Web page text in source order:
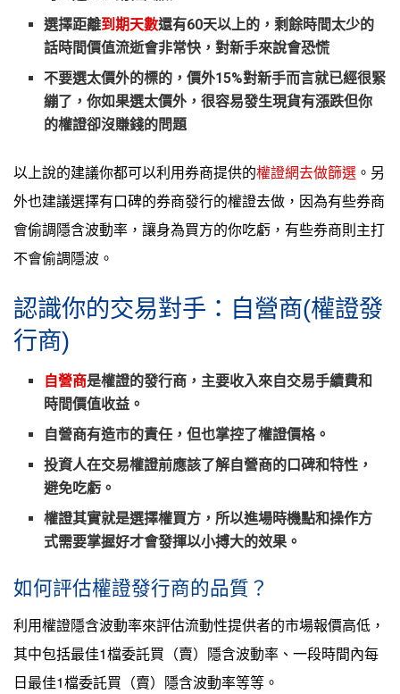
選擇距離到期天數還有60天以上的，剩餘時間太少的
話時間價值流逝會非常快，對新手來說會恐慌
不要選太價外的標的，價外15%對新手而言就已經很緊
繃了，你如果選太價外，很容易發生現貨有漲跌但你
的權證卻沒賺錢的問題
以上說的建議你都可以利用券商提供的權證網去做篩選 。另
外也建議選擇有口碑的券商發行的權證去做，因為有些券商
會偷調隱含波動率，讓身為買方的你吃虧，有些券商則主打
不會偷調隱波。
認識你的交易對手：自營商(權證發
行商)
自營商是權證的發行商，主要收入來自交易手續費和
時間價值收益。
自營商有造市的責任，但也掌控了權證價格。
投資人在交易權證前應該了解自營商的口碑和特性，
避免吃虧。
權證其實就是選擇權買方，所以進場時機點和操作方
式需要掌握好才會發揮以小搏大的效果。
如何評估權證發行商的品質？
利用權證隱含波動率來評估流動性提供者的市場報價高低，
其中包括最佳1檔委託買（賣）隱含波動率、一段時間內每
日最佳1檔委託買（賣）隱含波動率等等。